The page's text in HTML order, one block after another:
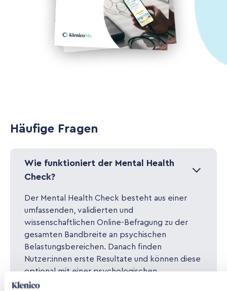
Häufige Fragen
Wie funktioniert der Mental Health
Check?
Der Mental Health Check besteht aus einer
umfassenden, validierten und
wissenschaftlichen Online-Befragung zu der
gesamten Bandbreite an psychischen
Belastungsbereichen. Danach finden
Nutzer:innen erste Resultate und können diese
optional mit einer psychologischen
Fachperson in einem Videocall besprechen.